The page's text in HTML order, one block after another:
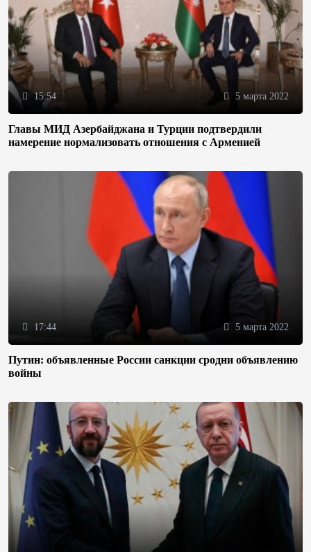
15:54 5 марта 2022
Главы МИД Азербайджана и Турции подтвердили
намерение нормализовать отношения с Арменией
17:44 5 марта 2022
Путин: объявленные России санкции сродни объявлению
войны